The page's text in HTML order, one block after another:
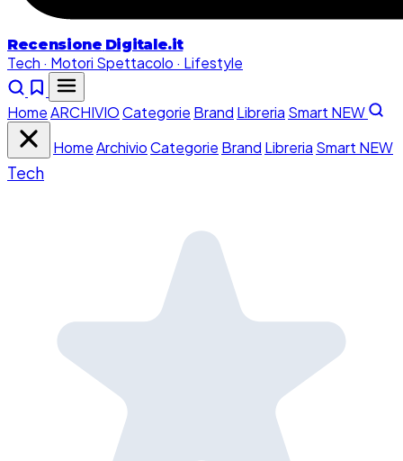
Recensione Digitale.it
Tech · Motori Spettacolo · Lifestyle
HomeARCHIVIOCategorie Brand Libreria Smart NEW
HomeArchivioCategorie Brand Libreria Smart NEW
Tech